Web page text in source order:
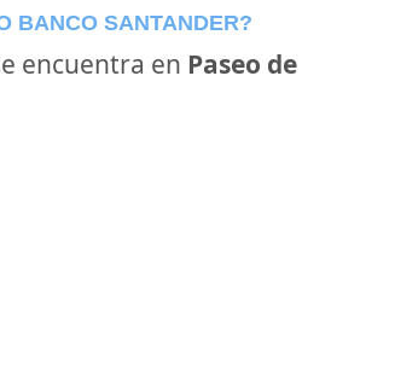
BANCO SANTANDER?
encuentra en Paseo de